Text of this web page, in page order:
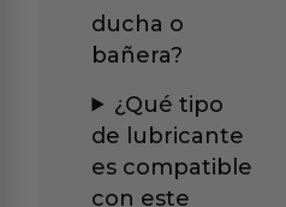
ducha o
bañera?
¿Qué tipo
de lubricante
es compatible
con este